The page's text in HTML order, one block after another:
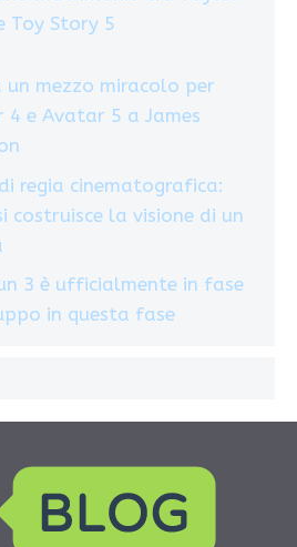
Toy Story 5
un mezzo miracolo per
4 e Avatar 5 a James
regia cinematografica:
costruisce la visione di un
3 è ufficialmente in fase
in questa fase